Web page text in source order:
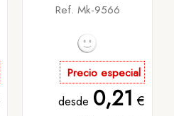
Ref. Mk-9566
Precio especial
desde 0,21 €